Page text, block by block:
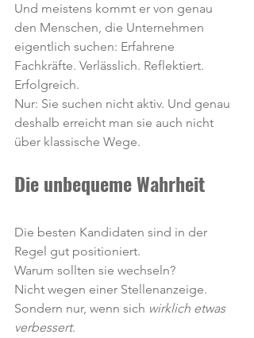
Und meistens kommt er von genau
den Menschen, die Unternehmen
eigentlich suchen: Erfahrene
Fachkräfte. Verlässlich. Reflektiert.
Erfolgreich.
Nur: Sie suchen nicht aktiv. Und genau
deshalb erreicht man sie auch nicht
über klassische Wege.
Die unbequeme Wahrheit
Die besten Kandidaten sind in der
Regel gut positioniert.
Warum sollten sie wechseln?
Nicht wegen einer Stellenanzeige.
Sondern nur, wenn sich wirklich etwas
verbessert.